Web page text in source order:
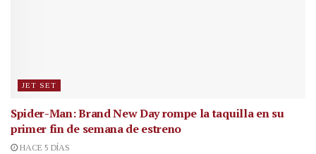
JET SET
Spider-Man: Brand New Day rompe la taquilla en su
primer fin de semana de estreno
HACE 5 DÍAS